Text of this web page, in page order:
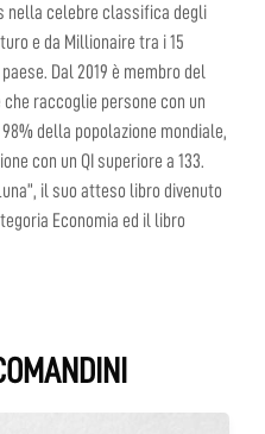
nella celebre classifica degli
e da Millionaire tra i 15
Dal 2019 è membro del
raccoglie persone con un
della popolazione mondiale,
con un QI superiore a 133.
il suo atteso libro divenuto
Economia ed il libro